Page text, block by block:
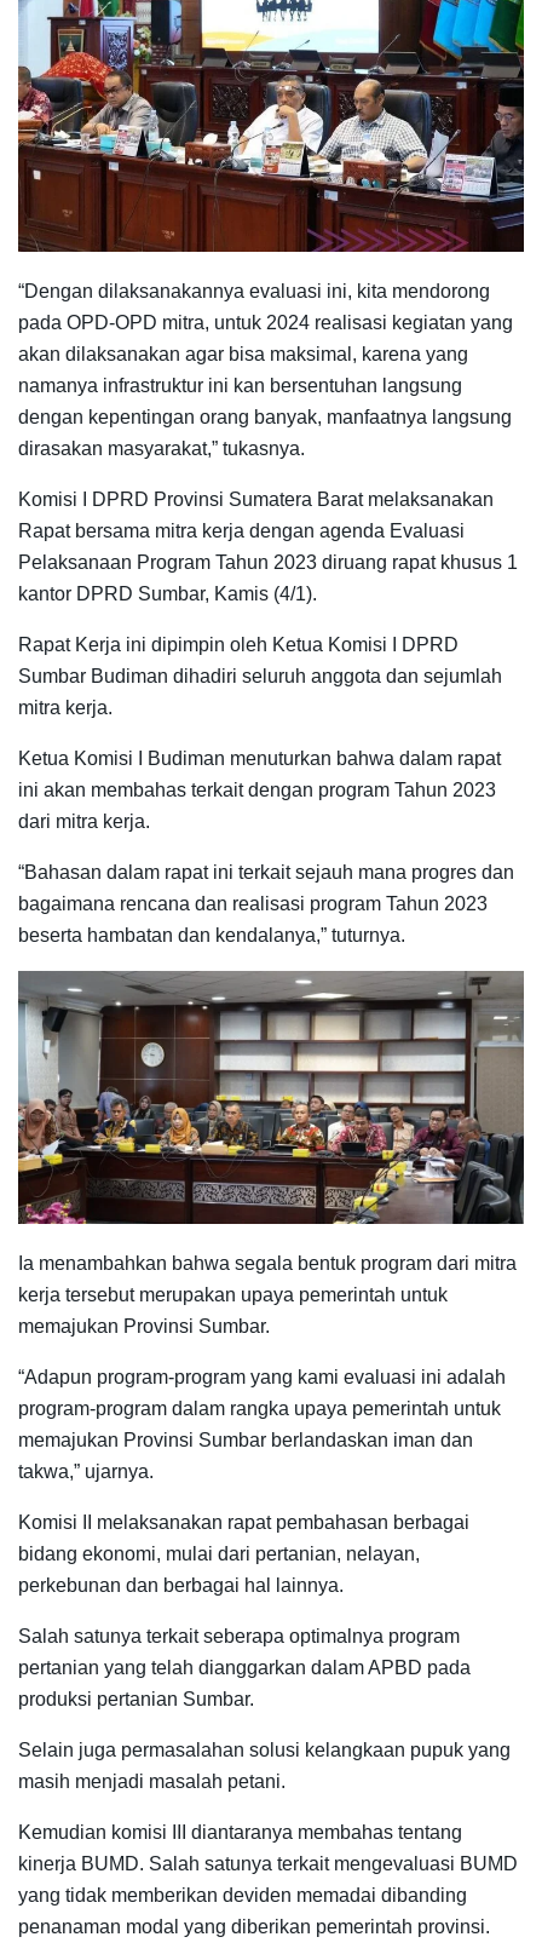
“Dengan dilaksanakannya evaluasi ini, kita mendorong
pada OPD-OPD mitra, untuk 2024 realisasi kegiatan yang
akan dilaksanakan agar bisa maksimal, karena yang
namanya infrastruktur ini kan bersentuhan langsung
dengan kepentingan orang banyak, manfaatnya langsung
dirasakan masyarakat,” tukasnya.
Komisi I DPRD Provinsi Sumatera Barat melaksanakan
Rapat bersama mitra kerja dengan agenda Evaluasi
Pelaksanaan Program Tahun 2023 diruang rapat khusus 1
kantor DPRD Sumbar, Kamis (4/1).
Rapat Kerja ini dipimpin oleh Ketua Komisi I DPRD
Sumbar Budiman dihadiri seluruh anggota dan sejumlah
mitra kerja.
Ketua Komisi I Budiman menuturkan bahwa dalam rapat
ini akan membahas terkait dengan program Tahun 2023
dari mitra kerja.
“Bahasan dalam rapat ini terkait sejauh mana progres dan
bagaimana rencana dan realisasi program Tahun 2023
beserta hambatan dan kendalanya,” tuturnya.
Ia menambahkan bahwa segala bentuk program dari mitra
kerja tersebut merupakan upaya pemerintah untuk
memajukan Provinsi Sumbar.
“Adapun program-program yang kami evaluasi ini adalah
program-program dalam rangka upaya pemerintah untuk
memajukan Provinsi Sumbar berlandaskan iman dan
takwa,” ujarnya.
Komisi II melaksanakan rapat pembahasan berbagai
bidang ekonomi, mulai dari pertanian, nelayan,
perkebunan dan berbagai hal lainnya.
Salah satunya terkait seberapa optimalnya program
pertanian yang telah dianggarkan dalam APBD pada
produksi pertanian Sumbar.
Selain juga permasalahan solusi kelangkaan pupuk yang
masih menjadi masalah petani.
Kemudian komisi III diantaranya membahas tentang
kinerja BUMD. Salah satunya terkait mengevaluasi BUMD
yang tidak memberikan deviden memadai dibanding
penanaman modal yang diberikan pemerintah provinsi.